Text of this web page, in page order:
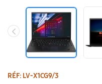
RÉF: LV-X1CG9/3